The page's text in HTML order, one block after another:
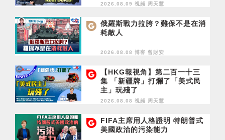
2026.08.09 視頻 周天慧
俄羅斯戰力拉胯？難保不是在消
耗敵人
2026.08.08 博客 曾財安
【HKG報視角】第二百一十三
集 「新疆牌」打爛了「美式民
主」玩殘了
2026.08.08 視頻 周天慧
FIFA主席用人格證明 特朗普式
美國政治的污染能力